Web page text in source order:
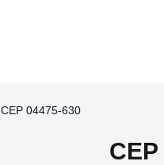
CEP 04475-630
CEP